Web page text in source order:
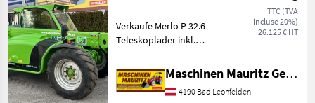
TTC (TVA
incluse 20%)
26.125 € HT
Verkaufe Merlo P 32.6
Teleskoplader inkl.
Werkzeugverriegelung, 4
Zylinder Deutz Motor mit
Turbo, Breitreifen,
Maschinen Mauritz GesmbH
4190 Bad Leonfelden